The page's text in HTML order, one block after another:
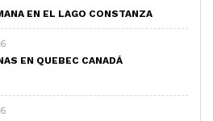
EN EL LAGO CONSTANZA
EN QUEBEC CANADÁ